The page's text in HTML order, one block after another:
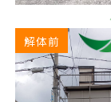
解体前